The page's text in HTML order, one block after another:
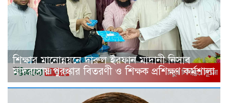
শিক্ষার মানোন্নয়নে দারুল ইরফান মাদানী নিসাব
মাদরাসায় পুরস্কার বিতরণী ও শিক্ষক প্রশিক্ষণ কর্মশালা